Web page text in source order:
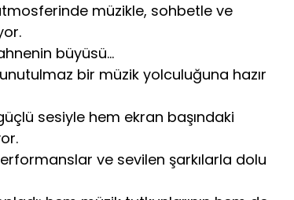
müzikle, sohbetle ve
büyüsü…
bir müzik yolculuğuna hazır
sesiyle hem ekran başındaki
ve sevilen şarkılarla dolu